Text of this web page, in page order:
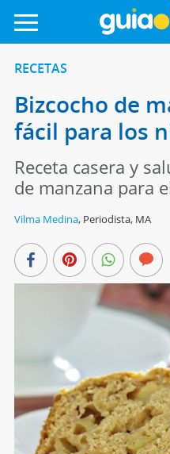
RECETAS
Bizcocho de
fácil para los
Receta casera y
de manzana para
Vilma Medina, Periodista, MA